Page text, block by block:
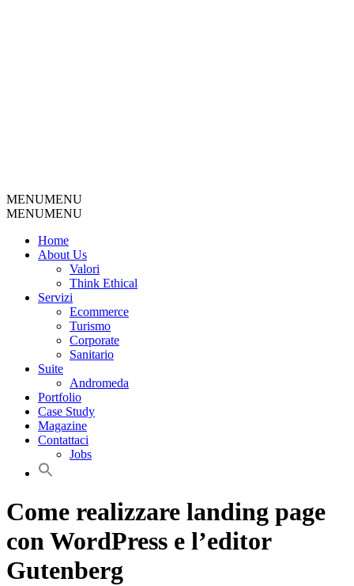
MENUMENU
MENUMENU
Home
About Us
Valori
Think Ethical
Servizi
Ecommerce
Turismo
Corporate
Sanitario
Suite
Andromeda
Portfolio
Case Study
Magazine
Contattaci
Jobs
Come realizzare landing page
con WordPress e l’editor
Gutenberg